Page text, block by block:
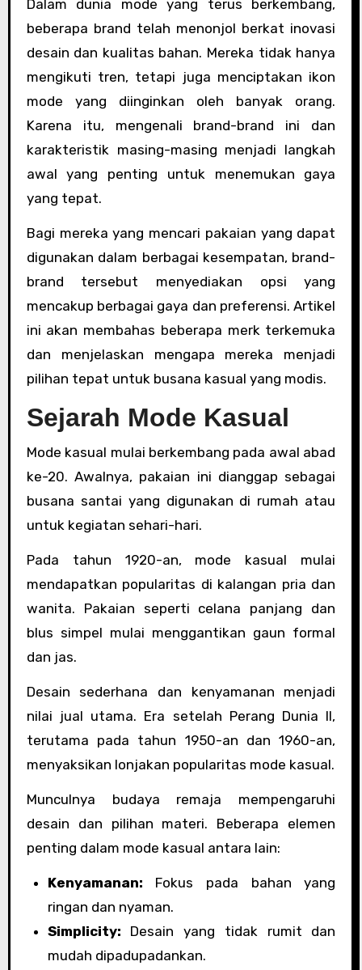
Dalam dunia mode yang terus berkembang,
beberapa brand telah menonjol berkat inovasi
desain dan kualitas bahan. Mereka tidak hanya
mengikuti tren, tetapi juga menciptakan ikon
mode yang diinginkan oleh banyak orang.
Karena itu, mengenali brand-brand ini dan
karakteristik masing-masing menjadi langkah
awal yang penting untuk menemukan gaya
yang tepat.
Bagi mereka yang mencari pakaian yang dapat
digunakan dalam berbagai kesempatan, brand-
brand tersebut menyediakan opsi yang
mencakup berbagai gaya dan preferensi. Artikel
ini akan membahas beberapa merk terkemuka
dan menjelaskan mengapa mereka menjadi
pilihan tepat untuk busana kasual yang modis.
Sejarah Mode Kasual
Mode kasual mulai berkembang pada awal abad
ke-20. Awalnya, pakaian ini dianggap sebagai
busana santai yang digunakan di rumah atau
untuk kegiatan sehari-hari.
Pada tahun 1920-an, mode kasual mulai
mendapatkan popularitas di kalangan pria dan
wanita. Pakaian seperti celana panjang dan
blus simpel mulai menggantikan gaun formal
dan jas.
Desain sederhana dan kenyamanan menjadi
nilai jual utama. Era setelah Perang Dunia II,
terutama pada tahun 1950-an dan 1960-an,
menyaksikan lonjakan popularitas mode kasual.
Munculnya budaya remaja mempengaruhi
desain dan pilihan materi. Beberapa elemen
penting dalam mode kasual antara lain:
Kenyamanan: Fokus pada bahan yang
ringan dan nyaman.
Simplicity: Desain yang tidak rumit dan
mudah dipadupadankan.